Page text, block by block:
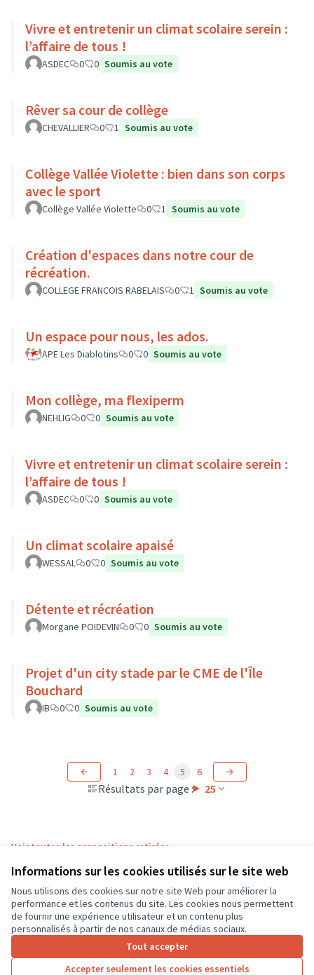
Informations sur les cookies utilisés sur le site web
Nous utilisons des cookies sur notre site Web pour améliorer la
performance et les contenus du site. Les cookies nous permettent
de fournir une expérience utilisateur et un contenu plus
personnalisés à partir de nos canaux de médias sociaux.
Tout accepter
Accepter seulement les cookies essentiels
Vivre et entretenir un climat scolaire serein :
l’affaire de tous !
ASDEC 0 0 Soumis au vote
Rêver sa cour de collège
CHEVALLIER 0 1 Soumis au vote
Collège Vallée Violette : bien dans son corps
avec le sport
Collège Vallée Violette 0 1 Soumis au vote
Création d'espaces dans notre cour de
récréation.
COLLEGE FRANCOIS RABELAIS 0 1 Soumis au vote
Un espace pour nous, les ados.
APE Les Diablotins 0 0 Soumis au vote
Mon collège, ma flexiperm
NEHLIG 0 0 Soumis au vote
Vivre et entretenir un climat scolaire serein :
l’affaire de tous !
ASDEC 0 0 Soumis au vote
Un climat scolaire apaisé
WESSAL 0 0 Soumis au vote
Détente et récréation
Morgane POIDEVIN 0 0 Soumis au vote
Projet d'un city stade par le CME de l'Île
Bouchard
IB 0 0 Soumis au vote
Résultats par page : 25
1 2 3 4 5 6
Voir toutes les propositions retirées
Conditions d'utilisation
Paramètres des cookies
CD37 sur X
(Lien externe)
CD37 sur Facebook
CD37 sur Instagram
CD37 sur YouTube
(Lien externe)